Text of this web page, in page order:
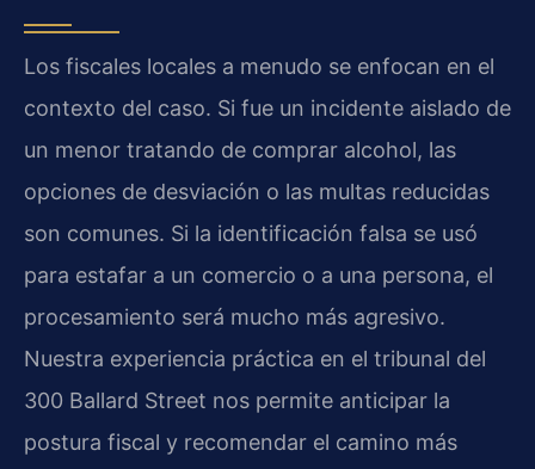
Los fiscales locales a menudo se enfocan en el
contexto del caso. Si fue un incidente aislado de
un menor tratando de comprar alcohol, las
opciones de desviación o las multas reducidas
son comunes. Si la identificación falsa se usó
para estafar a un comercio o a una persona, el
procesamiento será mucho más agresivo.
Nuestra experiencia práctica en el tribunal del
300 Ballard Street nos permite anticipar la
postura fiscal y recomendar el camino más